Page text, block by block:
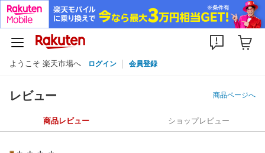
ようこそ 楽天市場へ ログイン 会員登録
レビュー 商品ページへ
商品レビュー ショップレビュー